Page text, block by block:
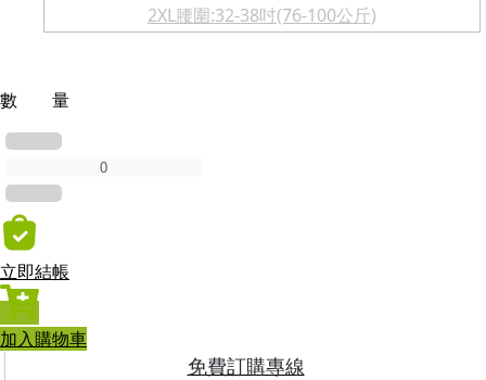
2XL腰圍:32-38吋(76-100公斤)
數 量
立即結帳
加入購物車
免費訂購專線